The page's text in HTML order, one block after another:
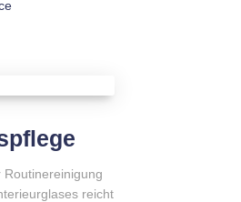
Routinereinigung
reicht